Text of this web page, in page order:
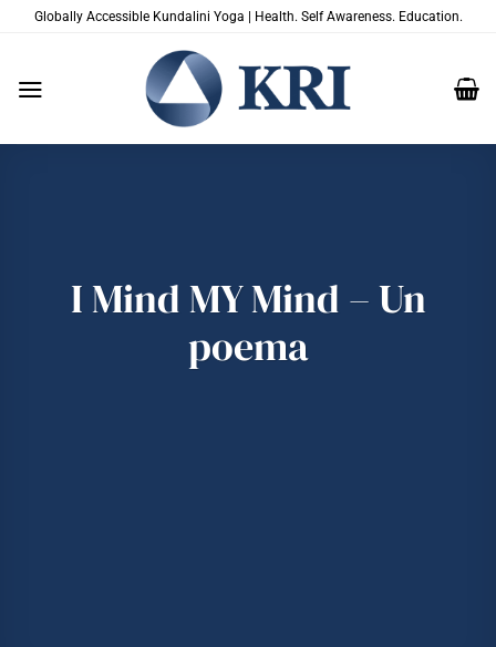
SaltarGlobally Accessible Kundalini Yoga | Health. Self Awareness. Education.
I Mind MY Mind – Un
poema